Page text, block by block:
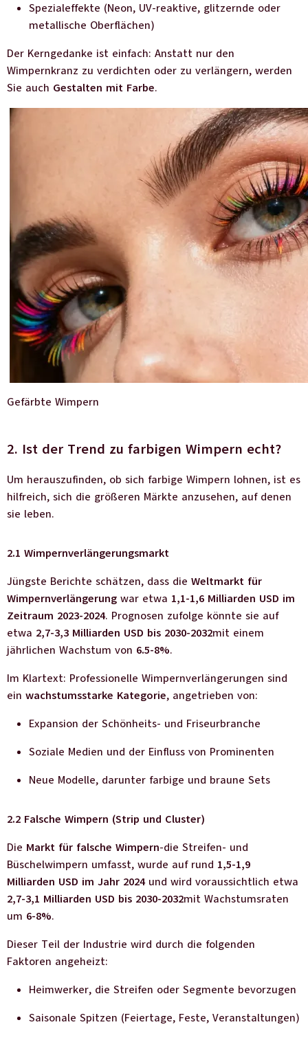
Spezialeffekte (Neon, UV-reaktive, glitzernde oder
metallische Oberflächen)
Der Kerngedanke ist einfach: Anstatt nur den
Wimpernkranz zu verdichten oder zu verlängern, werden
Sie auch Gestalten mit Farbe.
Gefärbte Wimpern
2. Ist der Trend zu farbigen Wimpern echt?
Um herauszufinden, ob sich farbige Wimpern lohnen, ist es
hilfreich, sich die größeren Märkte anzusehen, auf denen
sie leben.
2.1 Wimpernverlängerungsmarkt
Jüngste Berichte schätzen, dass die Weltmarkt für
Wimpernverlängerung war etwa 1,1-1,6 Milliarden USD im
Zeitraum 2023-2024. Prognosen zufolge könnte sie auf
etwa 2,7-3,3 Milliarden USD bis 2030-2032mit einem
jährlichen Wachstum von 6.5-8%.
Im Klartext: Professionelle Wimpernverlängerungen sind
ein wachstumsstarke Kategorie, angetrieben von:
Expansion der Schönheits- und Friseurbranche
Soziale Medien und der Einfluss von Prominenten
Neue Modelle, darunter farbige und braune Sets
2.2 Falsche Wimpern (Strip und Cluster)
Die Markt für falsche Wimpern-die Streifen- und
Büschelwimpern umfasst, wurde auf rund 1,5-1,9
Milliarden USD im Jahr 2024und wird voraussichtlich etwa
2,7-3,1 Milliarden USD bis 2030-2032mit Wachstumsraten
um 6-8%.
Dieser Teil der Industrie wird durch die folgenden
Faktoren angeheizt:
Heimwerker, die Streifen oder Segmente bevorzugen
Saisonale Spitzen (Feiertage, Feste, Veranstaltungen)